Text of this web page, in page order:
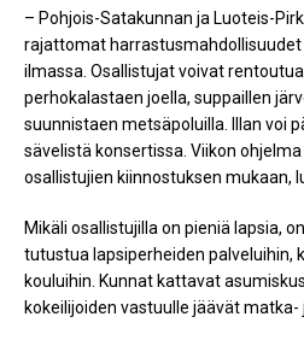
– Pohjois-Satakunnan ja Luoteis-
rajattomat harrastusmahdollisuudet
ilmassa. Osallistujat voivat
perhokalastaen joella, suppaillen
suunnistaen metsäpoluilla. Illan voi
sävelistä konsertissa. Viikon
osallistujien kiinnostuksen mukaan,
Mikäli osallistujilla on pieniä lapsia,
tutustua lapsiperheiden palveluihin,
kouluihin. Kunnat kattavat
kokeilijoiden vastuulle jäävät matka-